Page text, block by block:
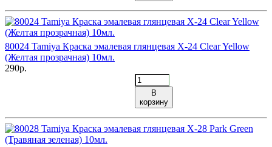
80024 Tamiya Краска эмалевая глянцевая X-24 Clear Yellow
(Желтая прозрачная) 10мл.
290р.
В
корзину